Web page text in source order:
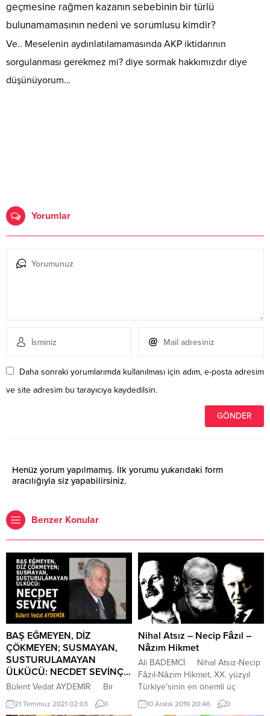
geçmesine rağmen kazanın sebebinin bir türlü
bulunamamasının nedeni ve sorumlusu kimdir?
Ve.. Meselenin aydınlatılamamasında AKP iktidarının
sorgulanması gerekmez mi? diye sormak hakkımızdır diye
düşünüyorum…
Yorumlar
Daha sonraki yorumlarımda kullanılması için adım, e-posta adresim
ve site adresim bu tarayıcıya kaydedilsin.
Henüz yorum yapılmamış. İlk yorumu yukarıdaki form
aracılığıyla siz yapabilirsiniz.
Benzer Konular
BAŞ EĞMEYEN, DİZ
ÇÖKMEYEN; SUSMAYAN,
SUSTURULAMAYAN
ÜLKÜCÜ: NECDET SEVİNÇ…
Bülent Vedat AYDEMİR Bir
Necdet Sevinç’imiz vardı. Türk
milliyetçisi, Ülkücü… Cesur yürek!
21 Temmuz 2021 02:03 0
Nihal Atsız – Necip Fâzıl –
Nâzım Hikmet
Ali BADEMCİ Nihal Atsız-Necip
Fâzıl-Nâzım Hikmet, XX. yüzyıl
Türkiye’sinin en önemli üç
şahsiyetidir. Yıllardan beri
tartışılan düşünceleri ve
10 Aralık 2019 20:46 0